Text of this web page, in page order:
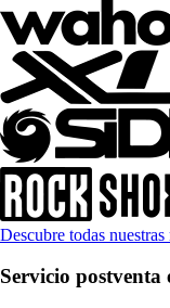
Descubre todas nuestras
Servicio postventa